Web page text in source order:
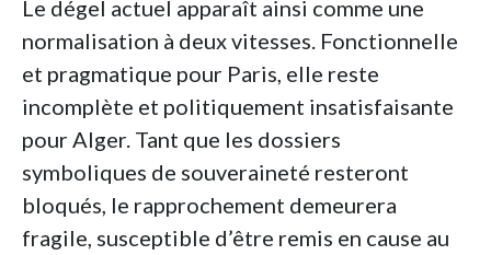
Le dégel actuel apparaît ainsi comme une
normalisation à deux vitesses. Fonctionnelle
et pragmatique pour Paris, elle reste
incomplète et politiquement insatisfaisante
pour Alger. Tant que les dossiers
symboliques de souveraineté resteront
bloqués, le rapprochement demeurera
fragile, susceptible d’être remis en cause au